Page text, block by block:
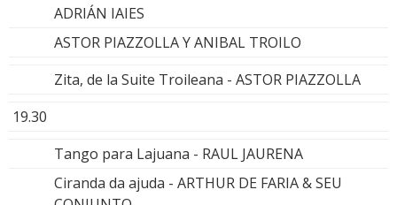
ADRIÁN IAIES
ASTOR PIAZZOLLA Y ANIBAL TROILO
Zita, de la Suite Troileana - ASTOR PIAZZOLLA
19.30
Tango para Lajuana - RAUL JAURENA
Ciranda da ajuda - ARTHUR DE FARIA & SEU